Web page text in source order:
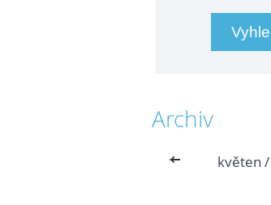
Archiv
<< květen